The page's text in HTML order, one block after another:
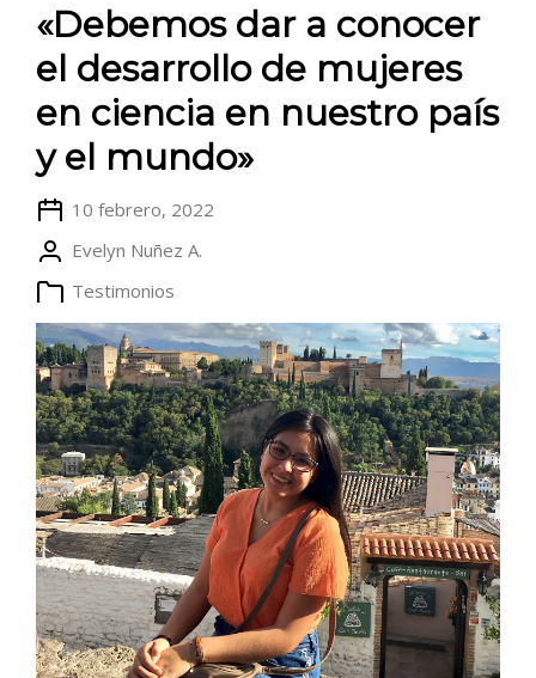
«Debemos dar a conocer
el desarrollo de mujeres
en ciencia en nuestro país
y el mundo»
10 febrero, 2022
Evelyn Nuñez A.
Testimonios